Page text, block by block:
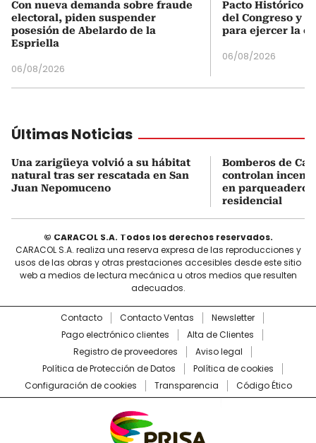
Con nueva demanda sobre fraude
electoral, piden suspender
posesión de Abelardo de la
Espriella
06/08/2026
Pacto Histórico
del Congreso y
para ejercer la
06/08/2026
Últimas Noticias
Una zarigüeya volvió a su hábitat
natural tras ser rescatada en San
Juan Nepomuceno
Bomberos de
controlan
en parqueadero
residencial
© CARACOL S.A. Todos los derechos reservados.
CARACOL S.A. realiza una reserva expresa de las reproducciones y
usos de las obras y otras prestaciones accesibles desde este sitio
web a medios de lectura mecánica u otros medios que resulten
adecuados.
Contacto Contacto Ventas
Newsletter
Pago electrónico clientes
Alta de Clientes
Registro de proveedores
Aviso legal
Política de Protección de Datos
Política de cookies
Configuración de cookies
Transparencia Código Ético